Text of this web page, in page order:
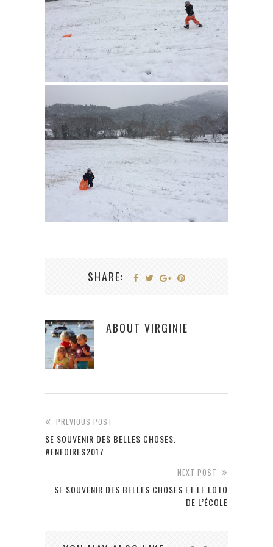
SHARE:
ABOUT VIRGINIE
PREVIOUS POST
SE SOUVENIR DES BELLES CHOSES.
#ENFOIRES2017
NEXT POST
SE SOUVENIR DES BELLES CHOSES ET LE LOTO
DE L’ÉCOLE